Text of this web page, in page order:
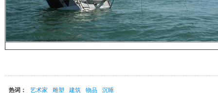
热词： 艺术家 雕塑 建筑 物品 沉睡